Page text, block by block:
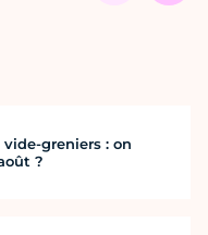
greniers : on
?